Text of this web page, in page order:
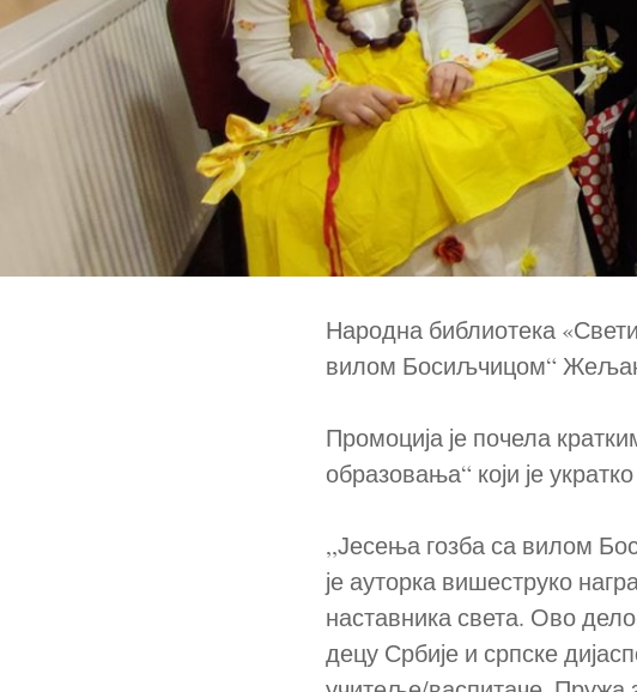
Народна библиотека
вилом Босиљчицом“
Промоција је почела
образовања“ који је
,,Јесења гозба са вилом
је ауторка вишеструко
наставника света. Ово
децу Србије и српске